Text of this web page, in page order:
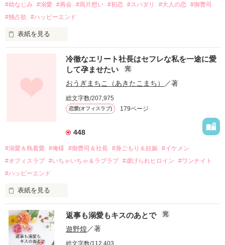
#幼なじみ #溺愛 #再会 #両片想い #初恋 #スパダリ #大人の恋 #御曹司
#独占欲
#ハッピーエンド
表紙を見る
幼なじみの哲平に淡い恋心を抱いていた美桜。
しかし、ある出来事をきっかけに二人の関係は壊れてしまう。
関係修復もできないまま、美桜は両親の離婚によって
引っ越すことになり、哲平とも離れ離れになった。
それから約十二年後。
過去の傷から、二度と会いたくないと思っていた哲平に
運命のような再会を果たす。
酔った勢いで一夜を共にしてしまった。
さらに、美桜が初めてだと知った哲平は
『責任をとる、結婚しよう』と真っ直ぐに告げてきた。
戸惑う美桜とは裏腹に、好きという気持ちを隠すことなく
甘やかしてくる。
そんなある日、哲平は美桜がストーカー被害に
冷徹なエリート社長はセフレな私を一途に愛
して孕ませたい
完
おうぎまちこ（あきたこまち） ／著
総文字数/207,975
恋愛(オフィスラブ) 179ページ
448
#溺愛＆執着愛 #俺様 #御曹司＆社長 #身ごもり＆妊娠 #イケメン
#オフィスラブ #いちゃいちゃ＆ラブラブ #虐げられヒロイン
#ワンナイト
#ハッピーエンド
表紙を見る
おかしな噂を流されて前の職場でうまくいかなかった梅田美
桜は、海外で傷心旅行をしていたところ、日本人美青年と出会
い、酒の勢いもあり一夜限りの関係となる。
帰国後、美桜は新しい職場でワンナイトした美青年と再会。
返事も溺愛もキスのあとで 完
遊野煌／著